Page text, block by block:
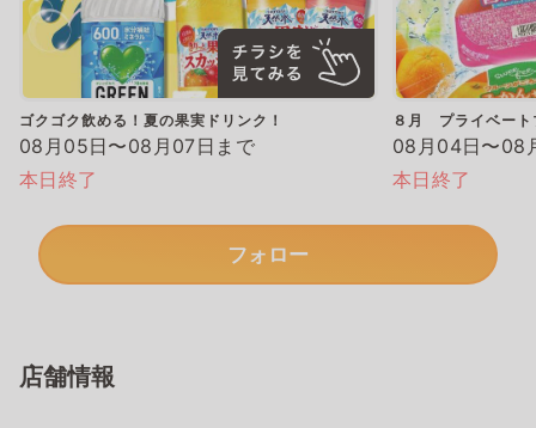
ゴクゴク飲める！夏の果実ドリンク！
08月05日〜08月07日まで
本日終了
８月 プライベート
08月04日〜08
本日終了
フォロー
店舗情報